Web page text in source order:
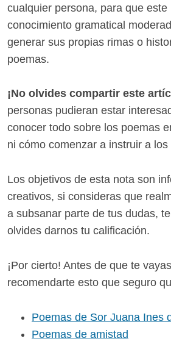
cualquier persona, para que este
conocimiento gramatical
generar sus propias rimas o
poemas.
¡No olvides compartir este
personas pudieran estar
conocer todo sobre los poemas
ni cómo comenzar a instruir a los
Los objetivos de esta nota son
creativos, si consideras que
a subsanar parte de tus dudas,
olvides darnos tu calificación.
¡Por cierto! Antes de que te
recomendarte esto que seguro
Poemas de Sor Juana Ines
Poemas de amistad